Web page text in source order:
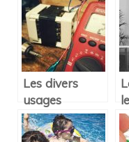
d’air ?
:
à
Les divers
usages
possibles d’un
multimètre